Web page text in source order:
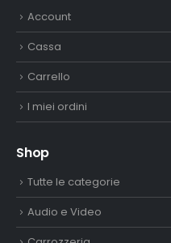
Account
Cassa
Carrello
I miei ordini
Shop
Tutte le categorie
Audio e Video